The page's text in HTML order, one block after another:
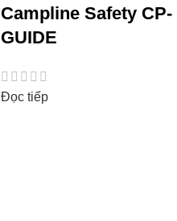
Campline Safety CP-
GUIDE
Đọc tiếp